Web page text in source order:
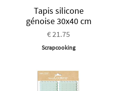
Tapis silicone
génoise 30x40 cm
€ 21.75
Scrapcooking